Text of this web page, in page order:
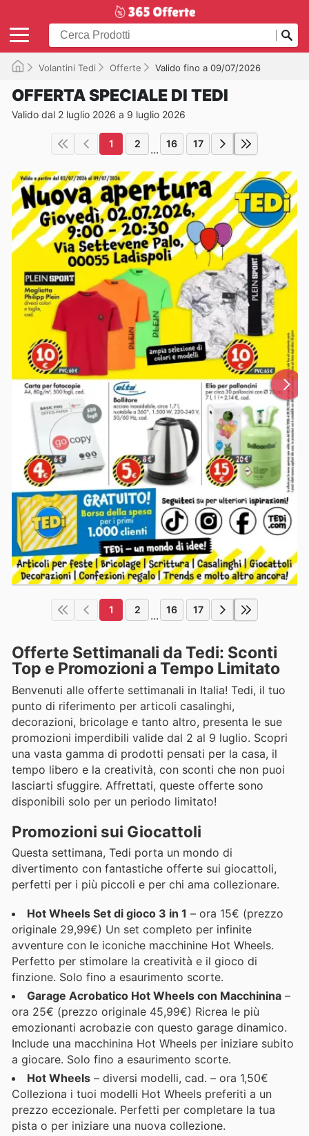
Volantini Tedi Offerte Valido fino a 09/07/2026
OFFERTA SPECIALE DI TEDI
Valido dal 2 luglio 2026 a 9 luglio 2026
1 2 ... 16 17
1 2 ... 16 17
Offerte Settimanali da Tedi: Sconti
Top e Promozioni a Tempo Limitato
Benvenuti alle offerte settimanali in Italia! Tedi, il tuo
punto di riferimento per articoli casalinghi,
decorazioni, bricolage e tanto altro, presenta le sue
promozioni imperdibili valide dal 2 al 9 luglio. Scopri
una vasta gamma di prodotti pensati per la casa, il
tempo libero e la creatività, con sconti che non puoi
lasciarti sfuggire. Affrettati, queste offerte sono
disponibili solo per un periodo limitato!
Promozioni sui Giocattoli
Questa settimana, Tedi porta un mondo di
divertimento con fantastiche offerte sui giocattoli,
perfetti per i più piccoli e per chi ama collezionare.
Hot Wheels Set di gioco 3 in 1 – ora 15€ (prezzo
originale 29,99€) Un set completo per infinite
avventure con le iconiche macchinine Hot Wheels.
Perfetto per stimolare la creatività e il gioco di
finzione. Solo fino a esaurimento scorte.
Garage Acrobatico Hot Wheels con Macchinina –
ora 25€ (prezzo originale 45,99€) Ricrea le più
emozionanti acrobazie con questo garage dinamico.
Include una macchinina Hot Wheels per iniziare subito
a giocare. Solo fino a esaurimento scorte.
Hot Wheels – diversi modelli, cad. – ora 1,50€
Colleziona i tuoi modelli Hot Wheels preferiti a un
prezzo eccezionale. Perfetti per completare la tua
pista o per iniziare una nuova collezione.